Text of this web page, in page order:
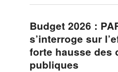
Budget 2026 :
s’interroge sur
forte hausse des
publiques